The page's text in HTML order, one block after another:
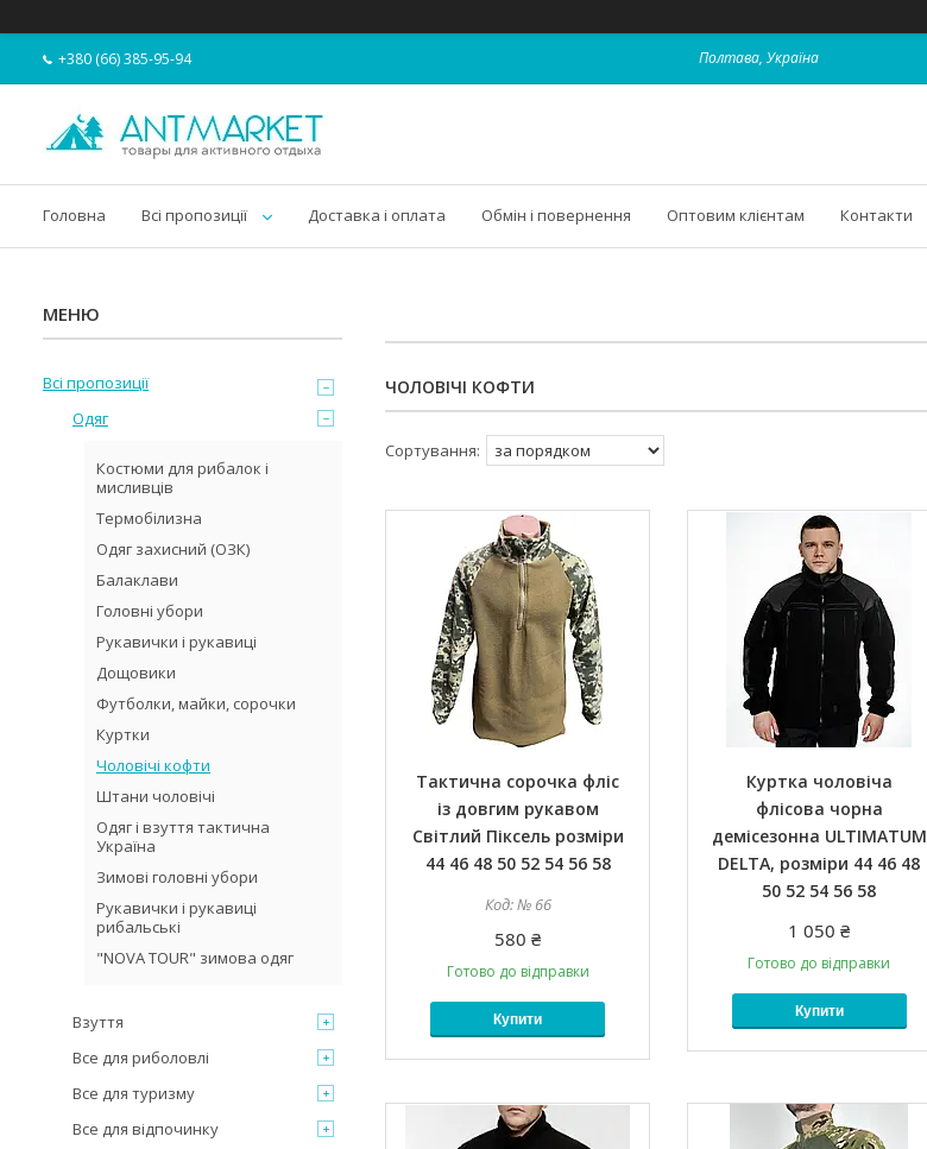
+380 (66) 385-95-94 Полтава, Україна
Головна Всі пропозиції Доставка і оплата Обмін і повернення Оптовим клієнтам Контакти
ЧОЛОВІЧІ КОФТИ
Тактична сорочка фліс
із довгим рукавом
Світлий Піксель розміри
44 46 48 50 52 54 56 58
№ 66
580 ₴
Готово до відправки
Купити
Куртка чоловіча
флісова чорна
демісезонна ULTIMATUM
DELTA, розміри 44 46 48
50 52 54 56 58
1 050 ₴
Готово до відправки
Купити
Всі пропозиції
Одяг
Костюми для рибалок і
мисливців
Термобілизна
Одяг захисний (ОЗК)
Балаклави
Головні убори
Рукавички і рукавиці
Дощовики
Футболки, майки, сорочки
Куртки
Чоловічі кофти
Штани чоловічі
Одяг і взуття тактична
Україна
Зимові головні убори
Рукавички і рукавиці
рибальські
"NOVA TOUR" зимова одяг
Взуття
Все для риболовлі
Все для туризму
Все для відпочинку